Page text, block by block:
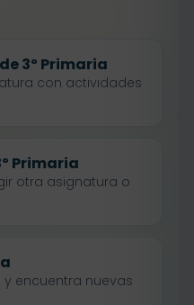
3º Primaria
con actividades
Primaria
otra asignatura o
y encuentra nuevas